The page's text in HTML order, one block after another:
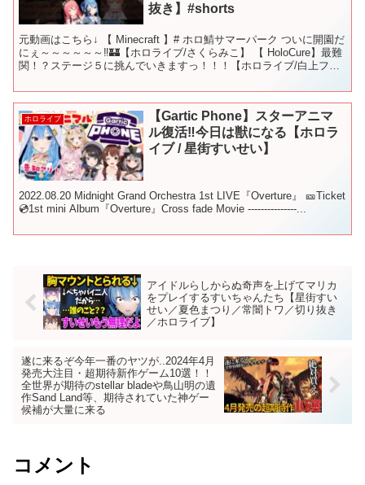
抜き】#shorts
元動画はこちら↓ 【 Minecraft 】# ホロ鯖サマーパーク ついに開園だ
にぇ～～～～～～‼🏰【ホロライブ/さくらみこ】 【 HoloCure】最難
関！？ステージ５に挑んでいきますっ！！！【ホロライブ/白上フブ
ホロライブ
【Gartic Phone】スターアニマ
ル復活‼今日は獣になる【ホロラ
イブ / 星街すいせい】
2022.08.20 Midnight Grand Orchestra 1st LIVE『Overture』 🎫Ticket
💿1st mini Album『Overture』Cross fade Movie ---------------...
アイドルらしからぬ奇声を上げてマリカ
をプレイするすいちゃんたち【星街すい
せい／夏色まつり／常闇トワ／切り抜き
／ホロライブ】
遂に来るぞ今年一番のヤツが..2024年4月
発売大注目・超期待新作ゲーム10選！！
全世界が期待のstellar bladeや鳥山明の遺
作Sand Land等、期待されていた神ゲー
候補が大量に来る
コメント